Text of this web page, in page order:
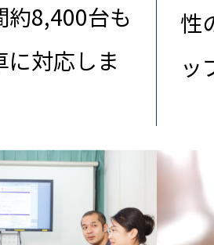
約8,400台も
に対応しま
性
ッ